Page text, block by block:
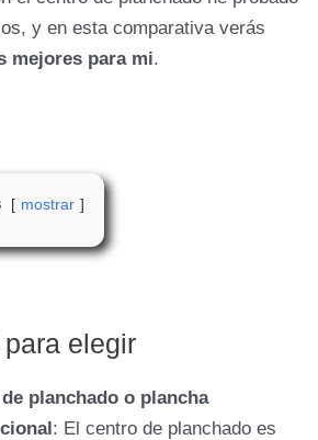
y en esta comparativa verás
mejores para mi.
mostrar
elegir
planchado o plancha
: El centro de planchado es